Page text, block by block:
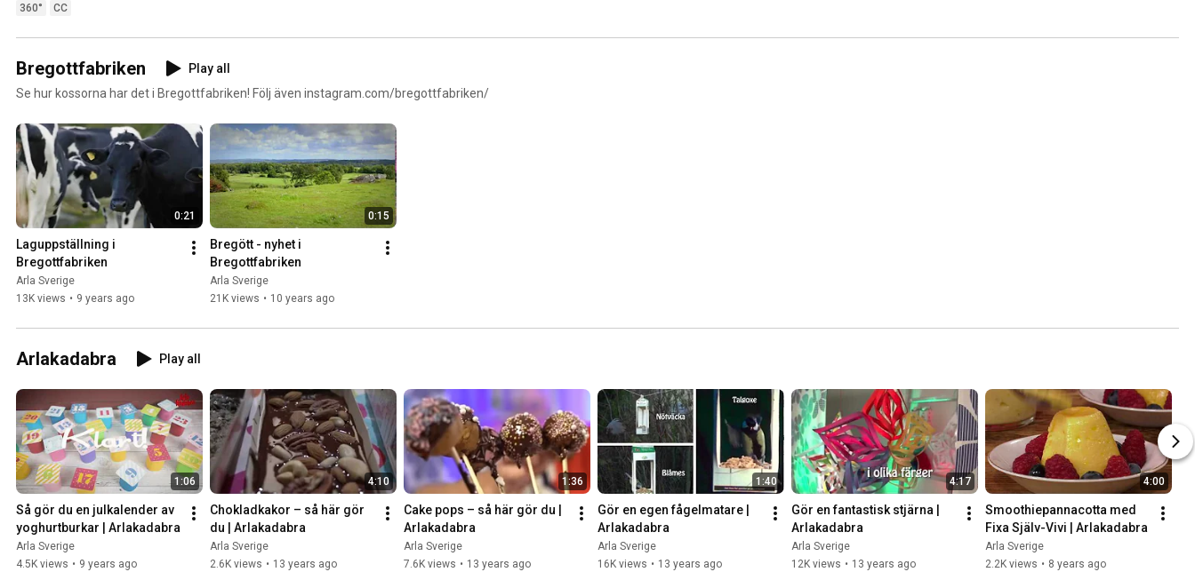
360°
CC
Bregottfabriken
Play all
Se hur kossorna har det i Bregottfabriken! Följ även instagram.com/bregottfabriken/
0:21
Laguppställning i
Bregottfabriken
Arla Sverige
13K views • 9 years ago
0:15
Bregött - nyhet i
Bregottfabriken
Arla Sverige
21K views • 10 years ago
Arlakadabra Play all
1:06
Så gör du en julkalender av
yoghurtburkar | Arlakadabra
Arla Sverige
4.5K views • 9 years ago
4:10
Chokladkakor – så här gör
du | Arlakadabra
Arla Sverige
2.6K views • 13 years ago
1:36
Cake pops – så här gör du |
Arlakadabra
Arla Sverige
7.6K views • 13 years ago
1:40
Gör en egen fågelmatare |
Arlakadabra
Arla Sverige
16K views • 13 years ago
4:17
Gör en fantastisk stjärna |
Arlakadabra
Arla Sverige
12K views • 13 years ago
4:00
Smoothiepannacotta med
Fixa Själv-Vivi | Arlakadabra
Arla Sverige
2.2K views • 8 years ago